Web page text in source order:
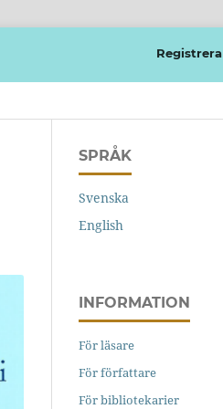
Registrera
SPRÅK
Svenska
English
INFORMATION
För läsare
För författare
För bibliotekarier